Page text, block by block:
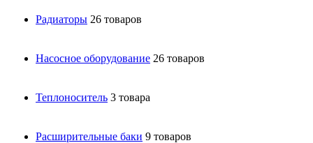
Радиаторы 26 товаров
Насосное оборудование 26 товаров
Теплоноситель 3 товара
Расширительные баки 9 товаров